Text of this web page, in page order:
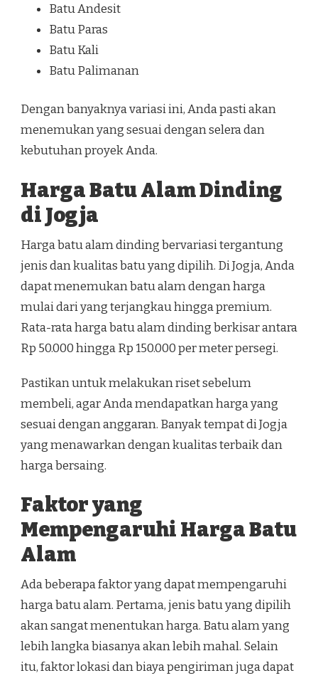
Batu Andesit
Batu Paras
Batu Kali
Batu Palimanan
Dengan banyaknya variasi ini, Anda pasti akan
menemukan yang sesuai dengan selera dan
kebutuhan proyek Anda.
Harga Batu Alam Dinding
di Jogja
Harga batu alam dinding bervariasi tergantung
jenis dan kualitas batu yang dipilih. Di Jogja, Anda
dapat menemukan batu alam dengan harga
mulai dari yang terjangkau hingga premium.
Rata-rata harga batu alam dinding berkisar antara
Rp 50.000 hingga Rp 150.000 per meter persegi.
Pastikan untuk melakukan riset sebelum
membeli, agar Anda mendapatkan harga yang
sesuai dengan anggaran. Banyak tempat di Jogja
yang menawarkan dengan kualitas terbaik dan
harga bersaing.
Faktor yang
Mempengaruhi Harga Batu
Alam
Ada beberapa faktor yang dapat mempengaruhi
harga batu alam. Pertama, jenis batu yang dipilih
akan sangat menentukan harga. Batu alam yang
lebih langka biasanya akan lebih mahal. Selain
itu, faktor lokasi dan biaya pengiriman juga dapat